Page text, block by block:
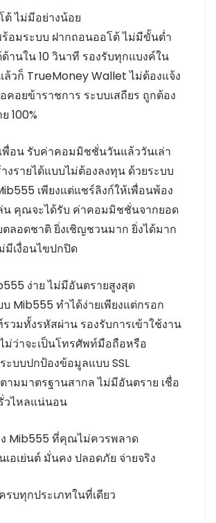
ไม่มีอย่างน้อย
อมระบบ ฝากถอนออโต้ ไม่มีขั้นต่ำ
านใน 10 วินาที รองรับทุกแบงค์ใน
ล้วก็ TrueMoney Wallet ไม่ต้องแจ้ง
คอยข้าราชการ ระบบเสถียร ถูกต้อง
100%
พื่อน รับค่าคอมมิชชั่นวันแล้ววันเล่า
งรายได้แบบไม่ต้องลงทุน ด้วยระบบ
เพียงแต่แชร์ลิงก์ให้เพื่อนพ้อง
น คุณจะได้รับ ค่าคอมมิชชั่นจากยอด
ตลอดชาติ ยิ่งเชิญชวนมาก ยิ่งได้มาก
มีเงื่อนไขปกปิด
ง่าย ไม่มีอันตรายสูงสุด
บ Mib555 ทำได้ง่ายเพียงแต่กรอก
วมทั้งรหัสผ่าน รองรับการเข้าใช้งาน
ม่ว่าจะเป็นโทรศัพท์มือถือหรือ
ะบบปกป้องข้อมูลแบบ SSL
ามมาตรฐานสากล ไม่มีอันตราย เชื่อ
วไหลแน่นอน
Mib555 ที่คุณไม่ควรพลาด
เอเย่นต์ มั่นคง ปลอดภัย จ่ายจริง
บทุกประเภทในที่เดียว